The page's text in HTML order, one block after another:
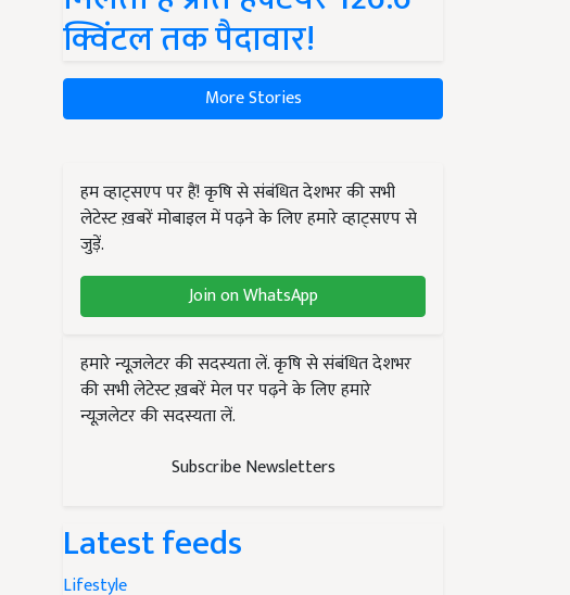
क्विंटल तक पैदावार!
More Stories
हम व्हाट्सएप पर हैं! कृषि से संबंधित देशभर की सभी
लेटेस्ट ख़बरें मोबाइल में पढ़ने के लिए हमारे व्हाट्सएप से
जुड़ें.
Join on WhatsApp
हमारे न्यूज़लेटर की सदस्यता लें. कृषि से संबंधित देशभर
की सभी लेटेस्ट ख़बरें मेल पर पढ़ने के लिए हमारे
न्यूज़लेटर की सदस्यता लें.
Subscribe Newsletters
Latest feeds
Lifestyle